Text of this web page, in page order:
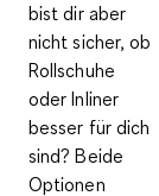
bist dir aber
nicht sicher, ob
Rollschuhe
oder Inliner
besser für dich
sind? Beide
Optionen